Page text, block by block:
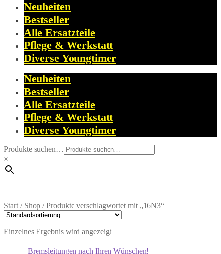
Neuheiten
Bestseller
Alle Ersatzteile
Pflege & Werkstatt
Diverse Youngtimer
Neuheiten
Bestseller
Alle Ersatzteile
Pflege & Werkstatt
Diverse Youngtimer
Produkte suchen…
×
Start / Shop /Produkte verschlagwortet mit „16N3“
Einzelnes Ergebnis wird angezeigt
Bremsleitungen nach Ihren Wünschen!